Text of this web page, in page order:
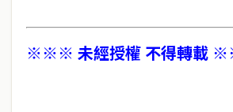
※※※ 未經授權 不得轉載